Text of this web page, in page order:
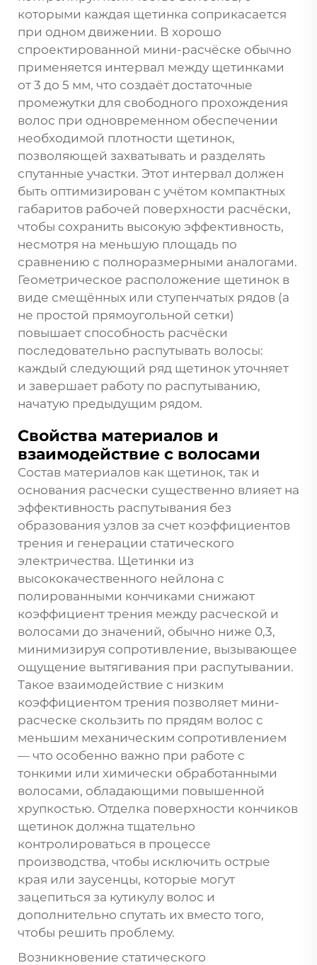
которыми каждая щетинка соприкасается
при одном движении. В хорошо
спроектированной мини-расчёске обычно
применяется интервал между щетинками
от 3 до 5 мм, что создаёт достаточные
промежутки для свободного прохождения
волос при одновременном обеспечении
необходимой плотности щетинок,
позволяющей захватывать и разделять
спутанные участки. Этот интервал должен
быть оптимизирован с учётом компактных
габаритов рабочей поверхности расчёски,
чтобы сохранить высокую эффективность,
несмотря на меньшую площадь по
сравнению с полноразмерными аналогами.
Геометрическое расположение щетинок в
виде смещённых или ступенчатых рядов (а
не простой прямоугольной сетки)
повышает способность расчёски
последовательно распутывать волосы:
каждый следующий ряд щетинок уточняет
и завершает работу по распутыванию,
начатую предыдущим рядом.
Свойства материалов и
взаимодействие с волосами
Состав материалов как щетинок, так и
основания расчески существенно влияет на
эффективность распутывания без
образования узлов за счет коэффициентов
трения и генерации статического
электричества. Щетинки из
высококачественного нейлона с
полированными кончиками снижают
коэффициент трения между расческой и
волосами до значений, обычно ниже 0,3,
минимизируя сопротивление, вызывающее
ощущение вытягивания при распутывании.
Такое взаимодействие с низким
коэффициентом трения позволяет мини-
расческе скользить по прядям волос с
меньшим механическим сопротивлением
— что особенно важно при работе с
тонкими или химически обработанными
волосами, обладающими повышенной
хрупкостью. Отделка поверхности кончиков
щетинок должна тщательно
контролироваться в процессе
производства, чтобы исключить острые
края или заусенцы, которые могут
зацепиться за кутикулу волос и
дополнительно спутать их вместо того,
чтобы решить проблему.
Возникновение статического